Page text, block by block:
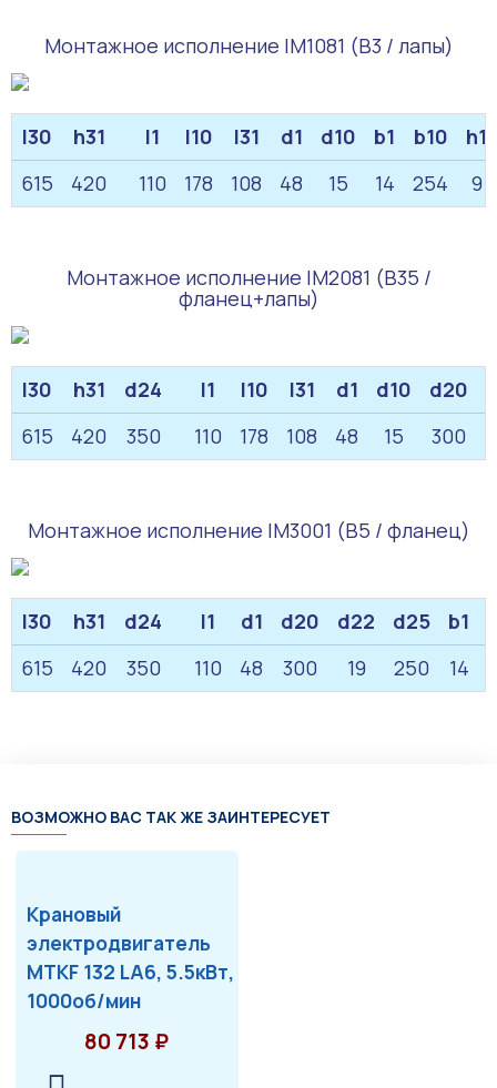
Монтажное исполнение IM1081 (B3 / лапы)
l30 h31 l1 l10 l31 d1 d10 b1 b10
h1
615
420 110 178 108 48 15 14 254 9
Монтажное исполнение IM2081 (B35 /
фланец+лапы)
l30 h31 d24 l1 l10 l31 d1 d10 d20
615
420 350 110 178 108 48 15 300
Монтажное исполнение IM3001 (B5 / фланец)
l30 h31 d24 l1 d1 d20 d22 d25 b1
615
420 350 110 48 300 19 250 14
ВОЗМОЖНО ВАС ТАК ЖЕ ЗАИНТЕРЕСУЕТ
Крановый
электродвигатель
MTKF 132 LA6, 5.5кВт,
1000об/мин
80 713 ₽